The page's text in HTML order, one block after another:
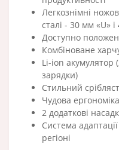
Легкознімні
сталі - 30 мм «U»
Доступно
Комбіноване
Li-ion акумулятор
зарядки)
Стильний
Чудова ергономіка
2 додаткові
Система
регіоні